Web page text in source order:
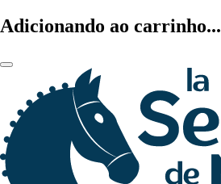
Adicionando ao carrinho...